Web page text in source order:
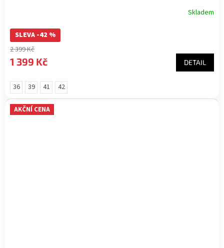
Skladem
SLEVA -42 %
2 399 Kč
1 399 Kč DETAIL
36 39 41 42
AKČNÍ CENA